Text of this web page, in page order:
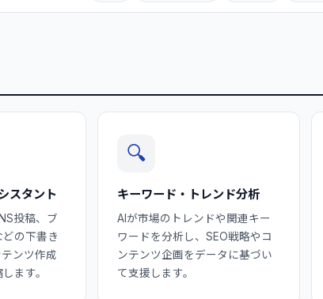
スタント
投稿、ブ
の下書き
ンツ作成
ます。
🔍
キーワード・トレンド分析
AIが市場のトレンドや関連キー
ワードを分析し、SEO戦略やコ
ンテンツ企画をデータに基づい
て支援します。